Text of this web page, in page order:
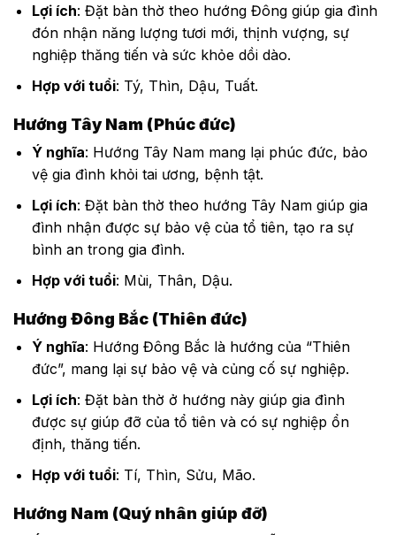
Lợi ích: Đặt bàn thờ theo hướng Đông giúp gia đình
đón nhận năng lượng tươi mới, thịnh vượng, sự
nghiệp thăng tiến và sức khỏe dồi dào.
Hợp với tuổi: Tý, Thìn, Dậu, Tuất.
Hướng Tây Nam (Phúc đức)
Ý nghĩa: Hướng Tây Nam mang lại phúc đức, bảo
vệ gia đình khỏi tai ương, bệnh tật.
Lợi ích: Đặt bàn thờ theo hướng Tây Nam giúp gia
đình nhận được sự bảo vệ của tổ tiên, tạo ra sự
bình an trong gia đình.
Hợp với tuổi: Mùi, Thân, Dậu.
Hướng Đông Bắc (Thiên đức)
Ý nghĩa: Hướng Đông Bắc là hướng của “Thiên
đức”, mang lại sự bảo vệ và củng cố sự nghiệp.
Lợi ích: Đặt bàn thờ ở hướng này giúp gia đình
được sự giúp đỡ của tổ tiên và có sự nghiệp ổn
định, thăng tiến.
Hợp với tuổi: Tí, Thìn, Sửu, Mão.
Hướng Nam (Quý nhân giúp đỡ)